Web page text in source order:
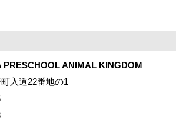
PRESCHOOL ANIMAL KINGDOM
入道22番地の1